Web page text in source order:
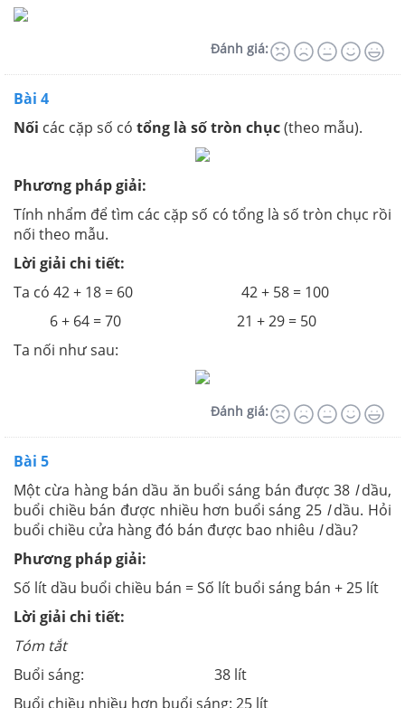
Đánh giá:
Bài 4
Nối các cặp số có tổng là số tròn chục(theo mẫu).
Phương pháp giải:
Tính nhẩm để tìm các cặp số có tổng là số tròn chục rồi
nối theo mẫu.
Lời giải chi tiết:
Ta có 42 + 18 = 60 42 + 58 = 100
6 + 64 = 70 21 + 29 = 50
Ta nối như sau:
Đánh giá:
Bài 5
Một cừa hàng bán dầu ăn buổi sáng bán được 38 ldầu,
buổi chiều bán được nhiều hơn buổi sáng 25 ldầu. Hỏi
buổi chiều cửa hàng đó bán được bao nhiêu ldầu?
Phương pháp giải:
Số lít dầu buổi chiều bán = Số lít buổi sáng bán + 25 lít
Lời giải chi tiết:
Tóm tắt
Buổi sáng: 38 lít
Buổi chiều nhiều hơn buổi sáng: 25 lít